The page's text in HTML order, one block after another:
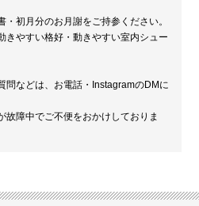
初月分のお月謝をご持参ください。
やすい格好・動きやすい室内シュー
問などは、お電話・InstagramのDMに
故障中でご不便をおかけしておりま